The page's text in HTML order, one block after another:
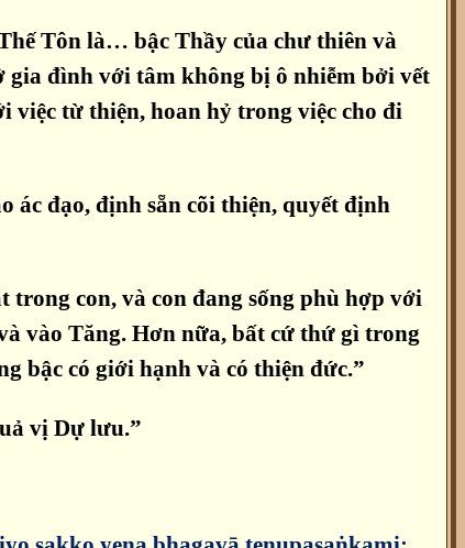
Tôn là… bậc Thầy của chư thiên và
gia đình với tâm không bị ô nhiễm bởi vết
việc từ thiện, hoan hỷ trong việc cho đi
ác đạo, định sẵn cõi thiện, quyết định
con, và con đang sống phù hợp với
vào Tăng. Hơn nữa, bất cứ thứ gì trong
bậc có giới hạnh và có thiện đức.”
vị Dự lưu.”